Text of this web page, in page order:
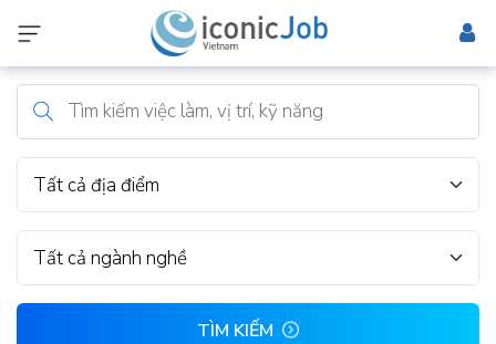
Tất cả địa điểm
Tất cả ngành nghề
TÌM KIẾM